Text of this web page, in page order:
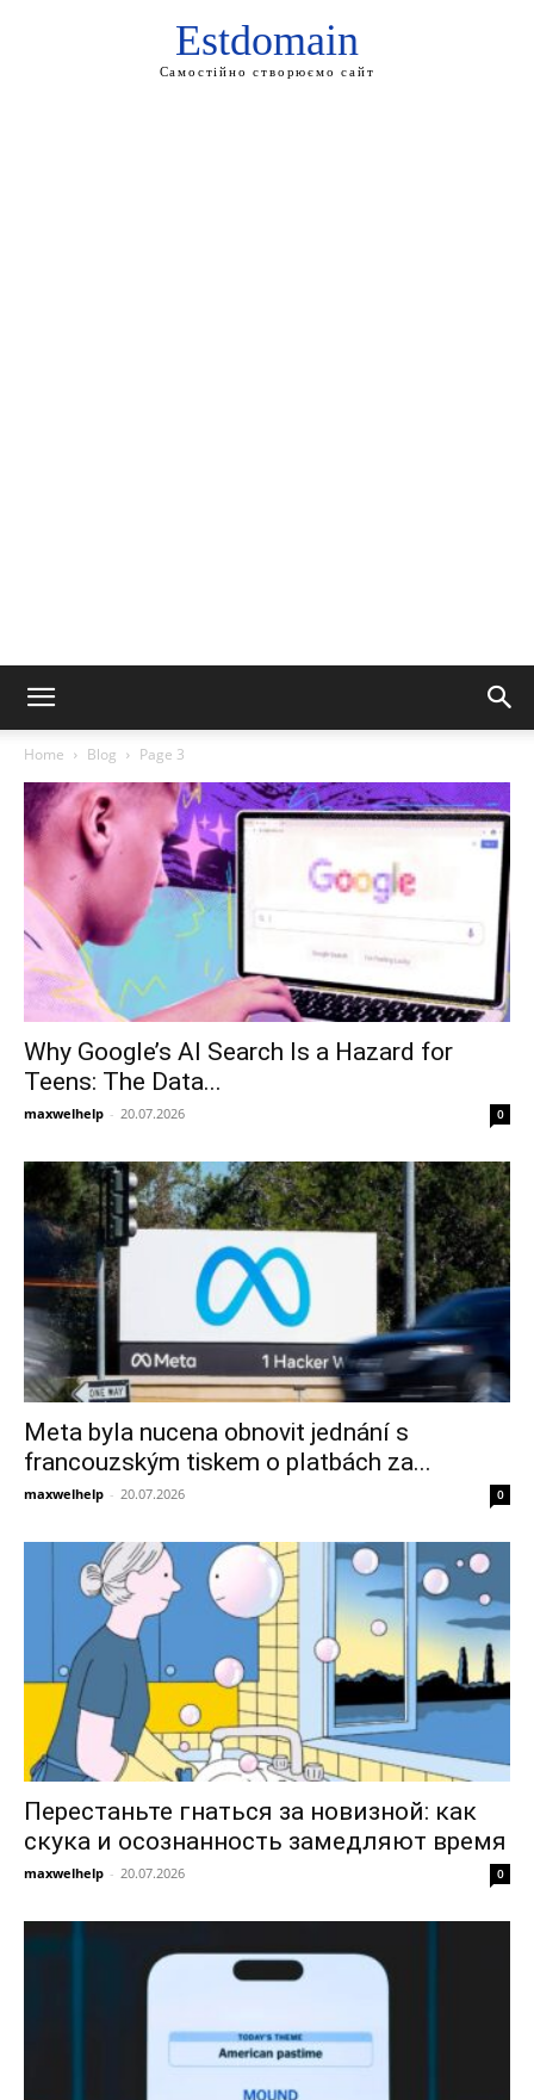
Estdomain
Самостійно створюємо сайт
Home Blog Page 3
Why Google’s AI Search Is a Hazard for
Teens: The Data...
maxwelhelp - 20.07.2026 0
Meta byla nucena obnovit jednání s
francouzským tiskem o platbách za...
maxwelhelp - 20.07.2026 0
Перестаньте гнаться за новизной: как
скука и осознанность замедляют время
maxwelhelp - 20.07.2026 0